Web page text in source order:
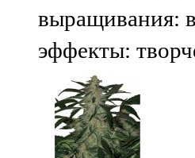
выращивания:
эффекты: